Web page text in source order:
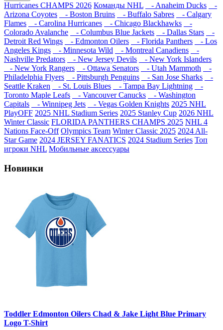
Hurricanes CHAMPS 2026 Команды NHL - Anaheim Ducks
-
Arizona Coyotes
- Boston Bruins - Buffalo Sabres
- Calgary
Flames
- Carolina Hurricanes - Chicago Blackhawks
-
Colorado Avalanche
- Columbus Blue Jackets - Dallas Stars
-
Detroit Red Wings
- Edmonton Oilers - Florida Panthers
- Los
Angeles Kings
- Minnesota Wild - Montreal Canadiens
-
Nashville Predators
- New Jersey Devils
- New York Islanders
- New York Rangers
- Ottawa Senators - Utah Mammoth
-
Philadelphia Flyers
- Pittsburgh Penguins - San Jose Sharks
-
Seattle Kraken
- St. Louis Blues - Tampa Bay Lightning
-
Toronto Maple Leafs
- Vancouver Canucks
- Washington
Capitals
- Winnipeg Jets - Vegas Golden Knights 2025 NHL
PlayOFF 2025 NHL Stadium Series 2025 Stanley Cup 2026 NHL
Winter Classic FLORIDA PANTHERS CHAMPS 2025 NHL 4
Nations Face-Off Olympics Team Winter Classic 2025 2024 All-
Star Game 2024 JERSEY FANATICS 2024 Stadium Series Топ
игроки NHL Мобильные аксессуары
Новинки
Toddler Edmonton Oilers Chad & Jake Light Blue Primary
Logo T-Shirt